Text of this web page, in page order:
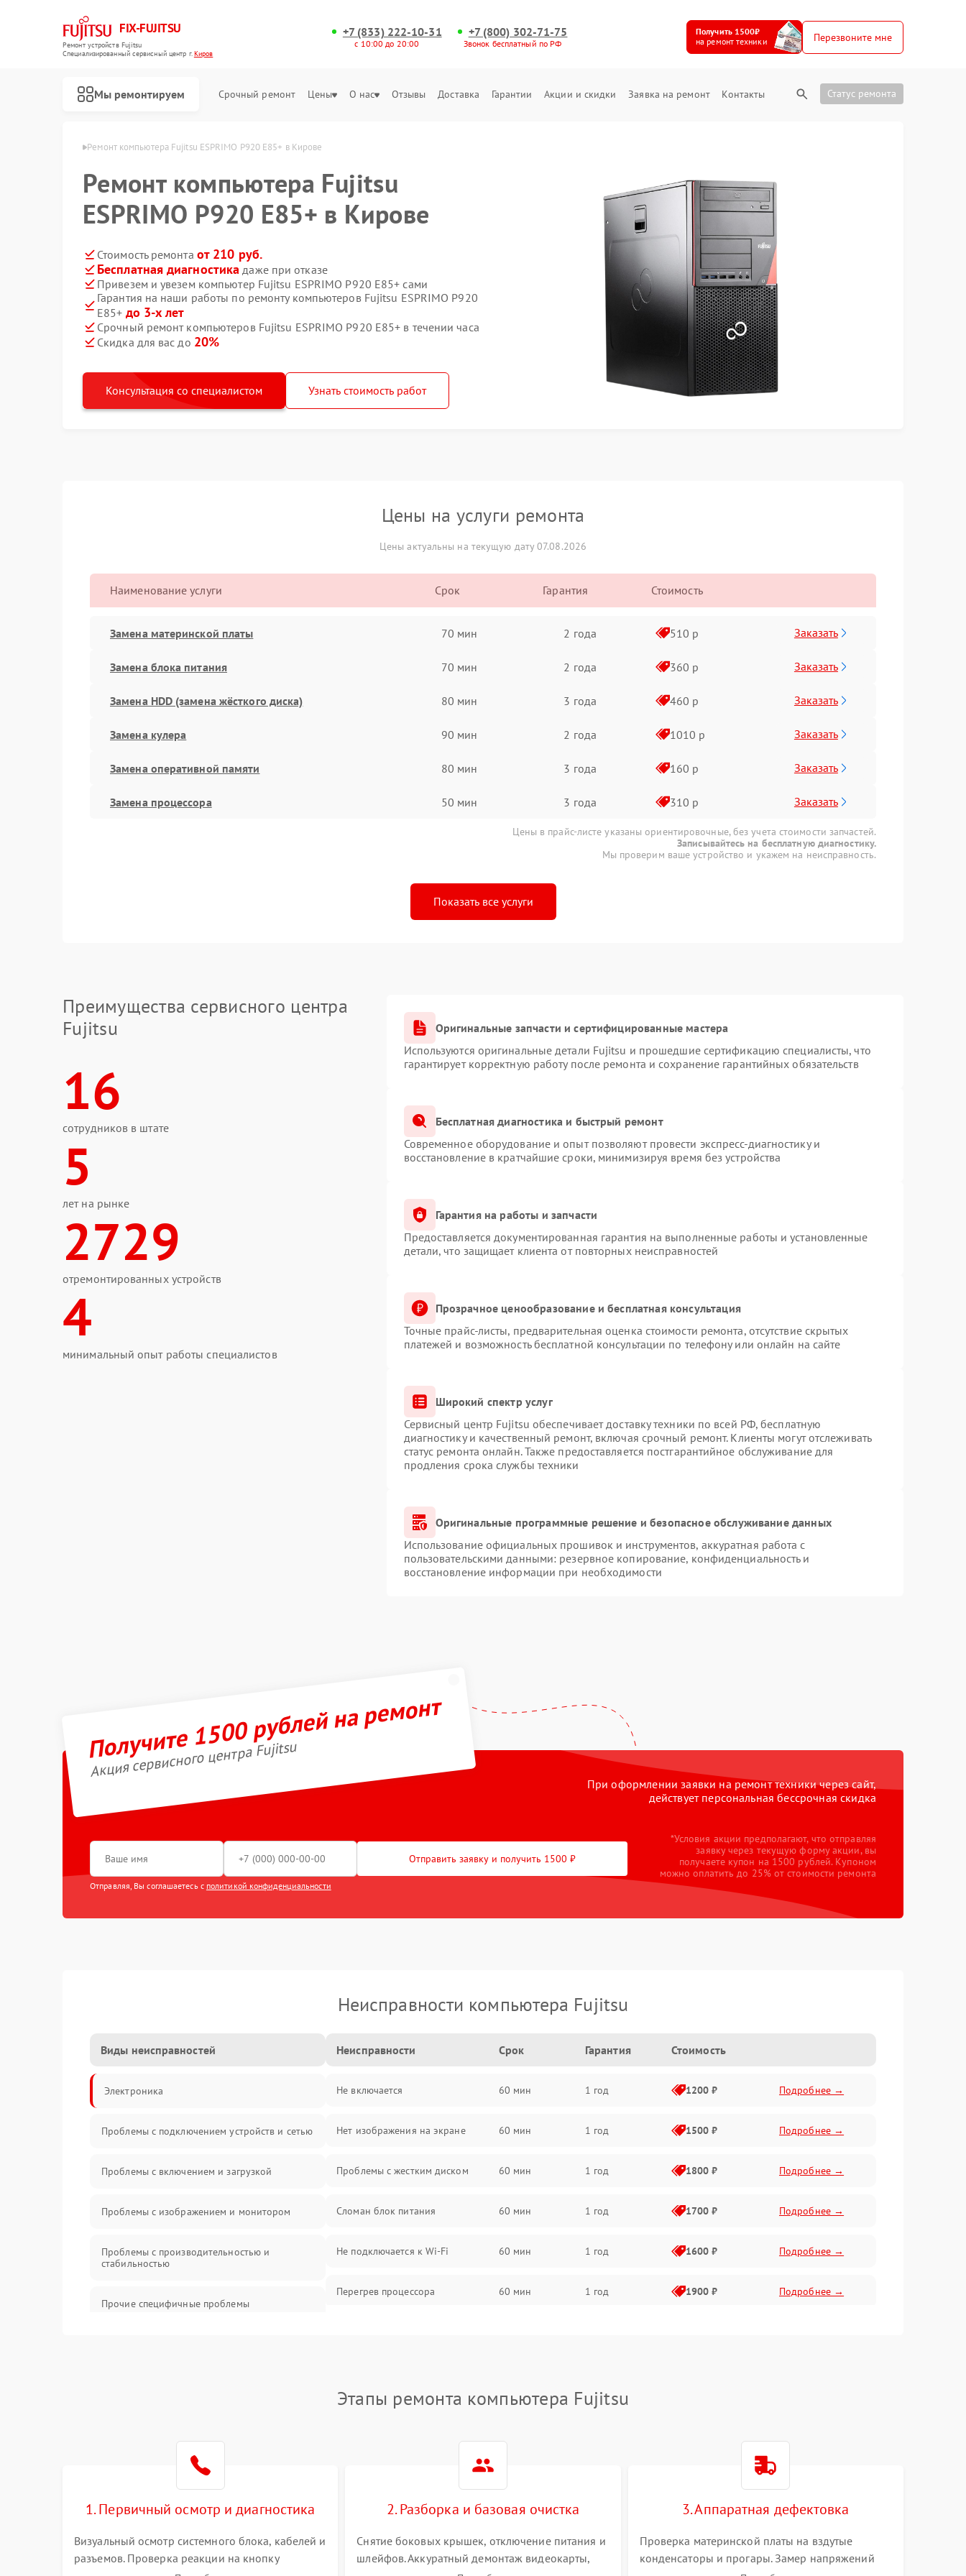
FIX-FUJITSU
Ремонт устройств Fujitsu
Специализированный cервисный центр г.Киров
+7 (833) 222-10-31
с 10:00 до 20:00
+7 (800) 302-71-75
Звонок бесплатный по РФ
Получить 1500₽
на ремонт техники
Перезвоните мне
Мы ремонтируем Срочный ремонт Цены О нас Отзывы Доставка Гарантии Акции и скидки Заявка на ремонт Контакты Статус ремонта
Fujitsu в Кирове Ремонт компьютера Fujitsu ESPRIMO P920 E85+ в Кирове
Ремонт компьютера Fujitsu
ESPRIMO P920 E85+ в Кирове
Стоимость ремонта от 210 руб.
Бесплатная диагностика даже при отказе
Привезем и увезем компьютер Fujitsu ESPRIMO P920 E85+ сами
Гарантия на наши работы по ремонту компьютеров Fujitsu ESPRIMO P920
E85+ до 3-х лет
Срочный ремонт компьютеров Fujitsu ESPRIMO P920 E85+ в течении часа
Скидка для вас до 20%
Консультация со специалистом Узнать стоимость работ
Цены на услуги ремонта
Цены актуальны на текущую дату 07.08.2026
Наименование услуги Срок Гарантия Стоимость
Замена материнской платы 70 мин 2 года 510 р Заказать
Замена блока питания 70 мин 2 года 360 р Заказать
Замена HDD (замена жёсткого диска) 80 мин 3 года 460 р Заказать
Замена кулера 90 мин 2 года 1010 р Заказать
Замена оперативной памяти 80 мин 3 года 160 р Заказать
Замена процессора 50 мин 3 года 310 р Заказать
Цены в прайс-листе указаны ориентировочные, без учета стоимости запчастей.
Записывайтесь на бесплатную диагностику.
Мы проверим ваше устройство и укажем на неисправность.
Показать все услуги
Преимущества сервисного центра
Fujitsu
16
сотрудников в штате
5
лет на рынке
2729
отремонтированных устройств
4
минимальный опыт работы специалистов
Оригинальные запчасти и сертифицированные мастера
Используются оригинальные детали Fujitsu и прошедшие сертификацию специалисты, что
гарантирует корректную работу после ремонта и сохранение гарантийных обязательств
Бесплатная диагностика и быстрый ремонт
Современное оборудование и опыт позволяют провести экспресс-диагностику и
восстановление в кратчайшие сроки, минимизируя время без устройства
Гарантия на работы и запчасти
Предоставляется документированная гарантия на выполненные работы и установленные
детали, что защищает клиента от повторных неисправностей
Прозрачное ценообразование и бесплатная консультация
Точные прайс-листы, предварительная оценка стоимости ремонта, отсутствие скрытых
платежей и возможность бесплатной консультации по телефону или онлайн на сайте
Широкий спектр услуг
Сервисный центр Fujitsu обеспечивает доставку техники по всей РФ, бесплатную
диагностику и качественный ремонт, включая срочный ремонт. Клиенты могут отслеживать
статус ремонта онлайн. Также предоставляется постгарантийное обслуживание для
продления срока службы техники
Оригинальные программные решение и безопасное обслуживание данных
Использование официальных прошивок и инструментов, аккуратная работа с
пользовательскими данными: резервное копирование, конфиденциальность и
восстановление информации при необходимости
Получите 1500 рублей на ремонт
Акция сервисного центра Fujitsu
При оформлении заявки на ремонт техники через сайт,
действует персональная бессрочная скидка
Отправить заявку и получить 1500 ₽
Отправляя, Вы соглашаетесь с политикой конфиденциальности
*Условия акции предполагают, что отправляя
заявку через текущую форму акции, вы
получаете купон на 1500 рублей. Купоном
можно оплатить до 25% от стоимости ремонта
Неисправности компьютера Fujitsu
Виды неисправностей
Электроника
Проблемы с подключением устройств и сетью
Проблемы с включением и загрузкой
Проблемы с изображением и монитором
Проблемы с производительностью и
стабильностью
Прочие специфичные проблемы
Неисправности Срок Гарантия Стоимость
Не включается 60 мин 1 год 1200 ₽ Подробнее →
Нет изображения на экране 60 мин 1 год 1500 ₽ Подробнее →
Проблемы с жестким диском 60 мин 1 год 1800 ₽ Подробнее →
Сломан блок питания 60 мин 1 год 1700 ₽ Подробнее →
Не подключается к Wi-Fi 60 мин 1 год 1600 ₽ Подробнее →
Перегрев процессора 60 мин 1 год 1900 ₽ Подробнее →
Ошибки в работе оперативной
Не распознается USB-порт 60 мин 1300 ₽ Подробнее →
Этапы ремонта компьютера Fujitsu
1. Первичный осмотр и диагностика
Визуальный осмотр системного блока, кабелей и
разъемов. Проверка реакции на кнопку
2. Разборка и базовая очистка
Снятие боковых крышек, отключение питания и
шлейфов. Аккуратный демонтаж видеокарты,
3. Аппаратная дефектовка
Проверка материнской платы на вздутые
конденсаторы и прогары. Замер напряжений